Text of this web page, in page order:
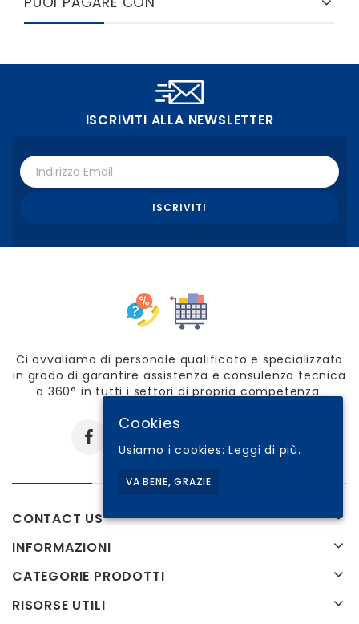
ISCRIVITI ALLA NEWSLETTER
Ci avvaliamo di personale qualificato e specializzato
in grado di garantire assistenza e consulenza tecnica
a 360° in tutti i settori di propria competenza.
CONTACT US
INFORMAZIONI
CATEGORIE PRODOTTI
RISORSE UTILI
Cookies
Usiamo i cookies:Leggi di più.
VA BENE, GRAZIE